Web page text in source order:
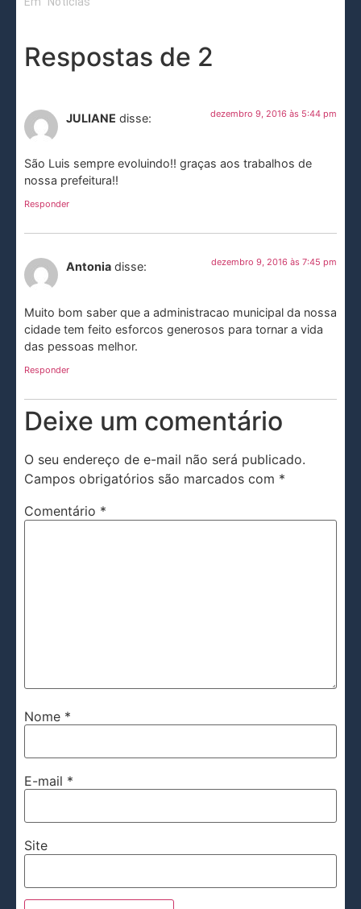
Respostas de 2
JULIANE disse: dezembro 9, 2016 às 5:44 pm
São Luis sempre evoluindo!! graças aos trabalhos de
nossa prefeitura!!
Responder
Antonia disse: dezembro 9, 2016 às 7:45 pm
Muito bom saber que a administracao municipal da nossa
cidade tem feito esforcos generosos para tornar a vida
das pessoas melhor.
Responder
Deixe um comentário
O seu endereço de e-mail não será publicado.
Campos obrigatórios são marcados com *
Comentário *
Nome *
E-mail *
Site